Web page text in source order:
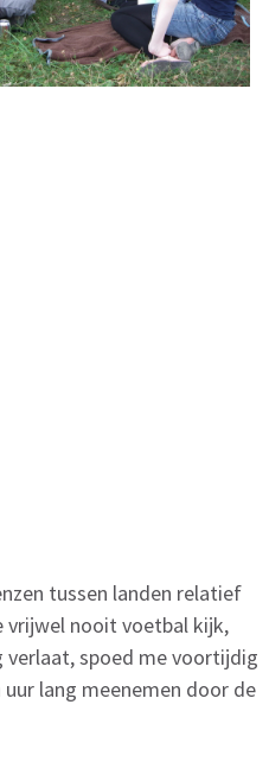
tussen landen relatief
vrijwel nooit voetbal kijk,
verlaat, spoed me voortijdig
lang meenemen door de